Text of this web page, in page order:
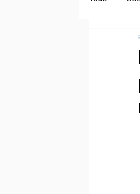
Mercado